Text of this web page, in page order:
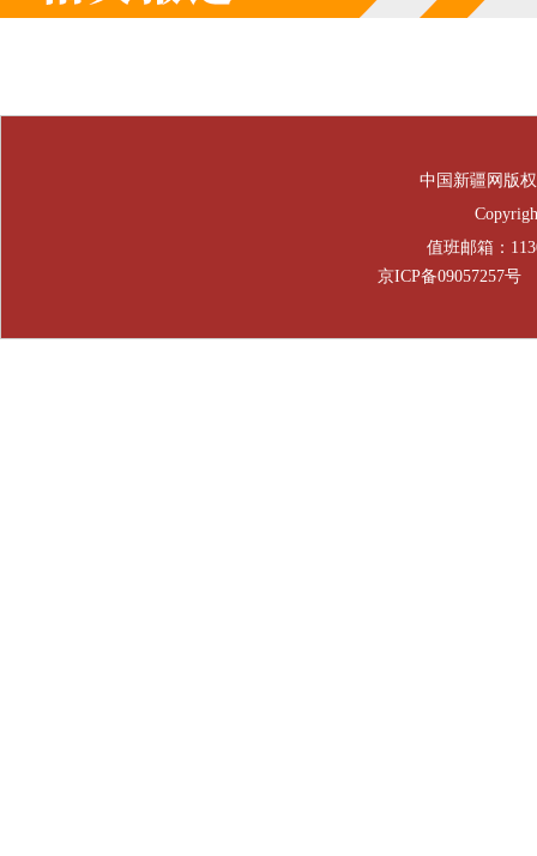
中国新疆网版
值班邮箱：
京ICP备09057257号